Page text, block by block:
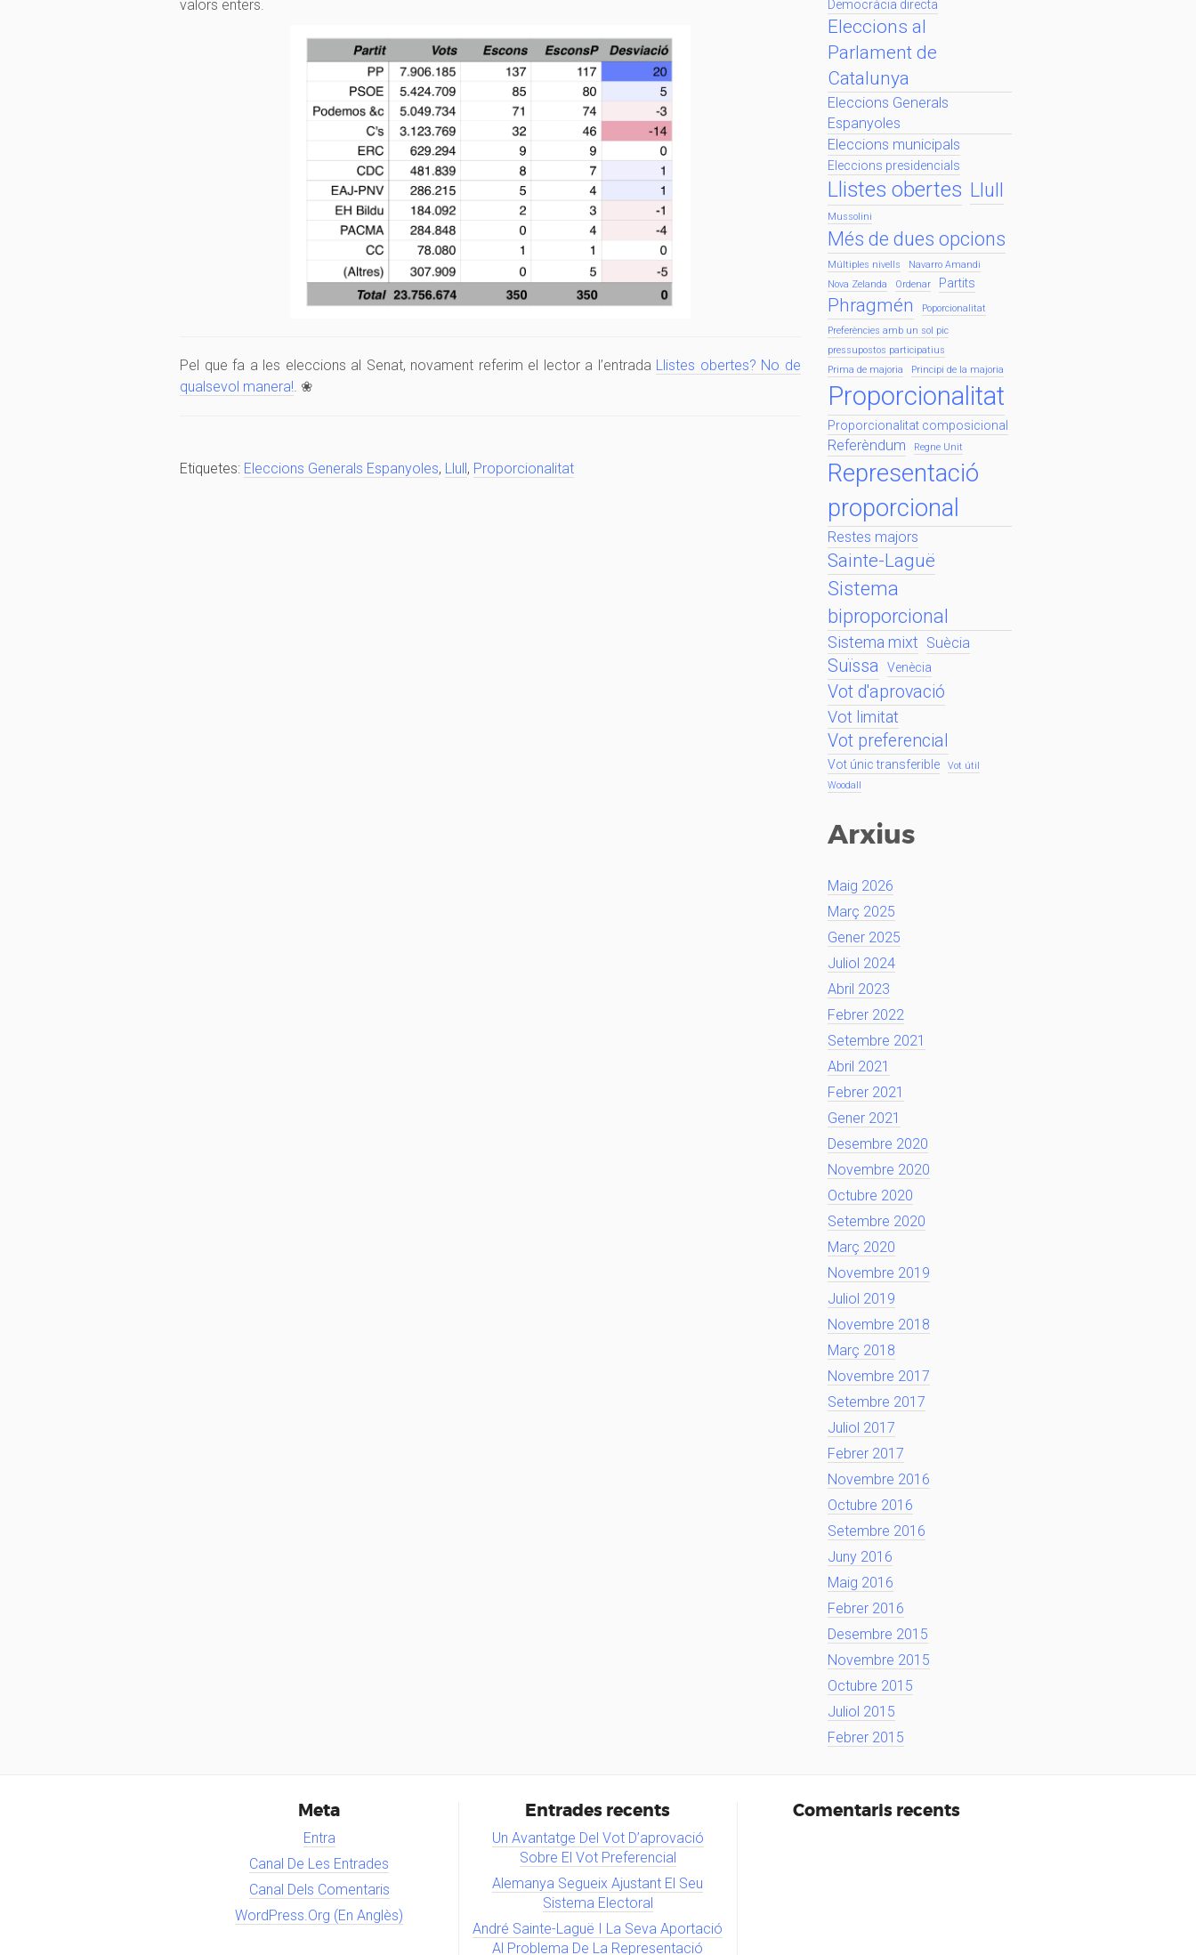
valors enters.
Pel que fa a les eleccions al Senat, novament referim el lector a l’entrada Llistes obertes? No de
qualsevol manera!. ❀
Etiquetes: Eleccions Generals Espanyoles, Llull, Proporcionalitat
Democràcia directa
Eleccions al
Parlament de
Catalunya
Eleccions Generals
Espanyoles
Eleccions municipals
Eleccions presidencials
Llistes obertes Llull
Mussolini
Més de dues opcions
Múltiples nivells
Navarro Amandi
Nova Zelanda
Ordenar Partits
Phragmén
Poporcionalitat
Preferències amb un sol pic
pressupostos participatius
Prima de majoria
Principi de la majoria
Proporcionalitat
Proporcionalitat composicional
Referèndum Regne Unit
Representació
proporcional
Restes majors
Sainte-Laguë
Sistema
biproporcional
Sistema mixt Suècia
Suïssa Venècia
Vot d'aprovació
Vot limitat
Vot preferencial
Vot únic transferible
Vot útil
Woodall
Arxius
Maig 2026
Març 2025
Gener 2025
Juliol 2024
Abril 2023
Febrer 2022
Setembre 2021
Abril 2021
Febrer 2021
Gener 2021
Desembre 2020
Novembre 2020
Octubre 2020
Setembre 2020
Març 2020
Novembre 2019
Juliol 2019
Novembre 2018
Març 2018
Novembre 2017
Setembre 2017
Juliol 2017
Febrer 2017
Novembre 2016
Octubre 2016
Setembre 2016
Juny 2016
Maig 2016
Febrer 2016
Desembre 2015
Novembre 2015
Octubre 2015
Juliol 2015
Febrer 2015
Meta
Entra
Canal De Les Entrades
Canal Dels Comentaris
WordPress.org (en Anglès)
Entrades recents
Un Avantatge Del Vot D’aprovació
Sobre El Vot Preferencial
Alemanya Segueix Ajustant El Seu
Sistema Electoral
André Sainte-Laguë I La Seva Aportació
Al Problema De La Representació
Comentaris recents